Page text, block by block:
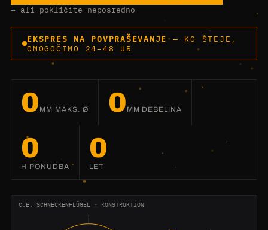
→ ali pokličite neposredno
EKSPRES NA POVPRAŠEVANJE — KO ŠTEJE,
OMOGOČIMO 24–48 UR
0 MM MAKS. Ø 0 MM DEBELINA
0
H PONUDBA
0
LET
C.E. SCHNECKENFLÜGEL · KONSTRUKTION